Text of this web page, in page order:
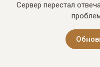
Сервер перестал